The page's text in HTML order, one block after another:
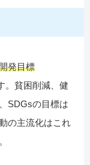
発目標
。貧困削減、健
SDGsの目標は
の主流化はこれ